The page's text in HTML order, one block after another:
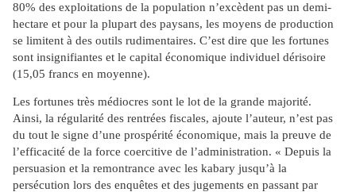
80% des exploitations de la population n’excèdent pas un demi-
hectare et pour la plupart des paysans, les moyens de production
se limitent à des outils rudimentaires. C’est dire que les fortunes
sont insignifiantes et le capital économique individuel dérisoire
(15,05 francs en moyenne).
Les fortunes très médiocres sont le lot de la grande majorité.
Ainsi, la régularité des rentrées fiscales, ajoute l’auteur, n’est pas
du tout le signe d’une prospérité économique, mais la preuve de
l’efficacité de la force coercitive de l’administration. « Depuis la
persuasion et la remontrance avec les kabary jusqu’à la
persécution lors des enquêtes et des jugements en passant par